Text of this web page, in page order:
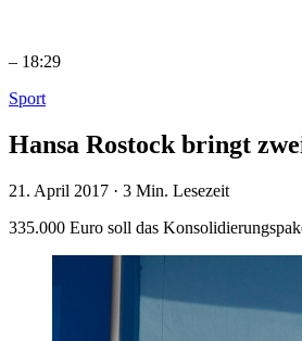
– 18:29
Sport
Hansa Rostock bringt
21. April 2017 · 3 Min. Lesezeit
335.000 Euro soll das